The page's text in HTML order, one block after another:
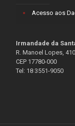
Acesso aos
Irmandade da
R. Manoel Lopes,
CEP 17780-000
Tel: 18 3551-9050